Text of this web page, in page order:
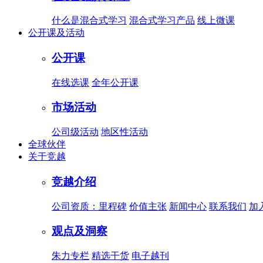
什么是混合式学习 混合式学习产品 线上微课
公开课及活动
公开课
在线选课 全年公开课
市场活动
公司级活动 地区性活动
全球伙伴
关于竞越
竞越介绍
公司资质：里程碑 价值主张 新闻中心 联系我们 加
观点及洞察
朱力专栏 精选干货 电子越刊